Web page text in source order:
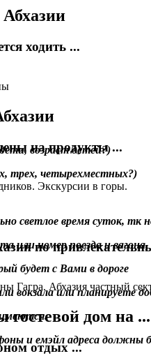
ходить ...
на продукты ...
по
гостевой дом на ...
отдых ...
возраст детей?)
трех, четырехместных?)
светлое время суток, тк
или номер поезда и
будет с Вами в дороге
вокзала или планируете
и емэйл адреса